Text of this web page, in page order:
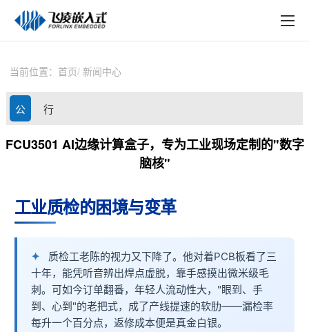
技术与支持
在线文档
关于飞凌
淘宝商城
新闻中心
在线购买
当前位置： 首页 新闻中心
公
司
行
业
FCU3501 AI边缘计算盒子，专为工业现场定制的"数字
脑核"
工业质检的困境与变革
质检工老陈的视力又下降了。他对着PCB板看了三
十年，能凭听音辨出焊点虚脱，靠手感摸出微米级毛
刺。可如今订单翻番，年轻人流动性大，"眼到、手
到、心到"的老把式，成了产线提速的软肋——漏检率
每升一个百分点，返修成本便是真金白银。